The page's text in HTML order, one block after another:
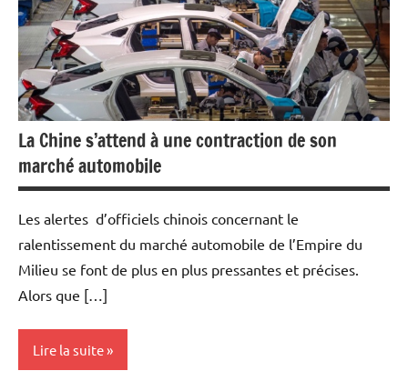
marchés
sur le vif
Telecom /
Transports
La Chine s’attend à une contraction de son
marché automobile
Les alertes d’officiels chinois concernant le
ralentissement du marché automobile de l’Empire du
Milieu se font de plus en plus pressantes et précises.
Alors que […]
Lire la suite